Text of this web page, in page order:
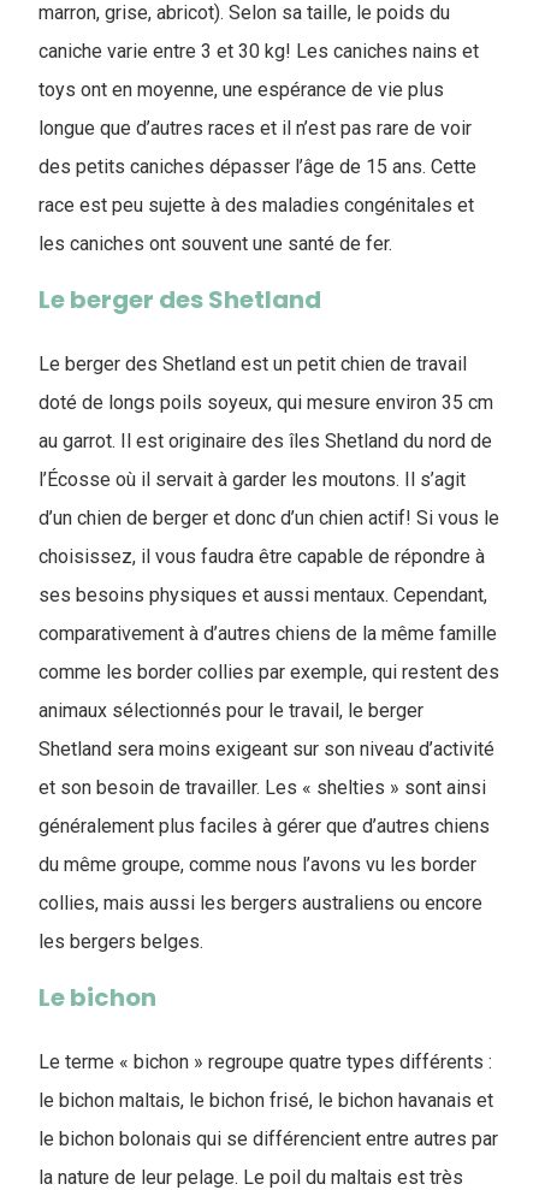
marron, grise, abricot). Selon sa taille, le poids du
caniche varie entre 3 et 30 kg! Les caniches nains et
toys ont en moyenne, une espérance de vie plus
longue que d’autres races et il n’est pas rare de voir
des petits caniches dépasser l’âge de 15 ans. Cette
race est peu sujette à des maladies congénitales et
les caniches ont souvent une santé de fer.
Le berger des Shetland
Le berger des Shetland est un petit chien de travail
doté de longs poils soyeux, qui mesure environ 35 cm
au garrot. Il est originaire des îles Shetland du nord de
l’Écosse où il servait à garder les moutons. Il s’agit
d’un chien de berger et donc d’un chien actif! Si vous le
choisissez, il vous faudra être capable de répondre à
ses besoins physiques et aussi mentaux. Cependant,
comparativement à d’autres chiens de la même famille
comme les border collies par exemple, qui restent des
animaux sélectionnés pour le travail, le berger
Shetland sera moins exigeant sur son niveau d’activité
et son besoin de travailler. Les « shelties » sont ainsi
généralement plus faciles à gérer que d’autres chiens
du même groupe, comme nous l’avons vu les border
collies, mais aussi les bergers australiens ou encore
les bergers belges.
Le bichon
Le terme « bichon » regroupe quatre types différents :
le bichon maltais, le bichon frisé, le bichon havanais et
le bichon bolonais qui se différencient entre autres par
la nature de leur pelage. Le poil du maltais est très